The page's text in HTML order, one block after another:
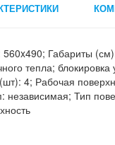
Габариты
тепла;
4; Рабочая
Тип